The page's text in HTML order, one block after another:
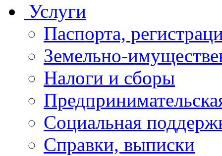
Услуги
Паспорта,
Земельно-
Налоги и сборы
Социальная
Справки, выписки